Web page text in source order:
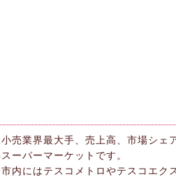
売業界最大手、売上高、市場シェ
ーパーマーケットです。
内にはテスコメトロやテスコエク